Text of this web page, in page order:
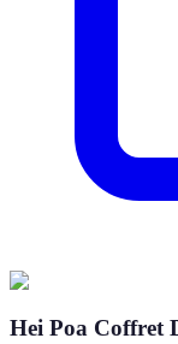
Hei Poa Coffret